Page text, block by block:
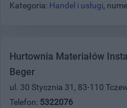
Kategoria: Handel i usługi,
Hurtownia Materiałów
Beger
ul. 30 Stycznia 31, 83-110
Telefon: 5322076